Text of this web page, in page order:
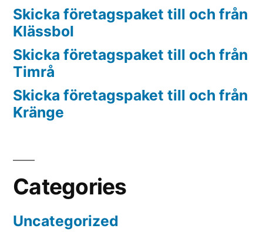
Skicka företagspaket till och från
Klässbol
Skicka företagspaket till och från
Timrå
Skicka företagspaket till och från
Kränge
Categories
Uncategorized